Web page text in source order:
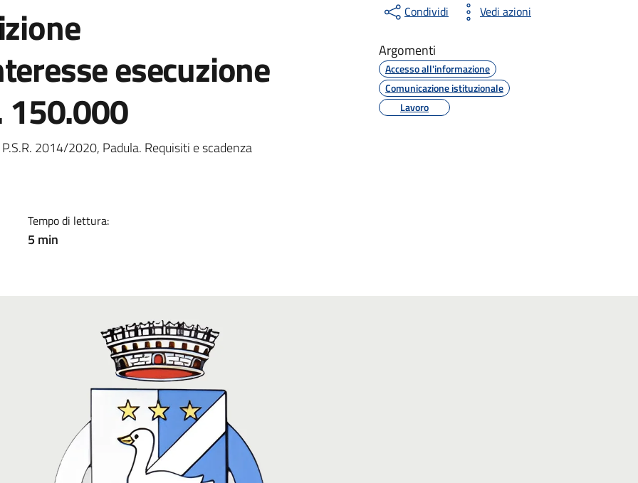
esecuzione
2014/2020, Padula. Requisiti e scadenza
Tempo di lettura:
5 min
Condividi Vedi azioni
Argomenti
Accesso all'informazione
Comunicazione istituzionale
Lavoro